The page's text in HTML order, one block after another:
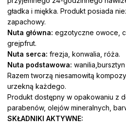
gładka i miękka. Produkt posiada
zapachowy.
Nuta główna: egzotyczne owoce,
grejpfrut.
Nuta serca: frezja, konwalia, róża.
Nuta podstawowa:
Razem tworzą niesamowitą
urzekną każdego.
Produkt dostępny w opakowaniu z
parabenów, olejów mineralnych,
SKŁADNIKI AKTYWNE: